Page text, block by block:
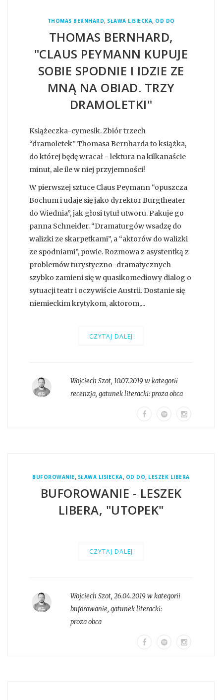
THOMAS BERNHARD, SŁAWA LISIECKA, OD DO
THOMAS BERNHARD,
"CLAUS PEYMANN KUPUJE
SOBIE SPODNIE I IDZIE ZE
MNĄ NA OBIAD. TRZY
DRAMOLETKI"
Książeczka-cymesik. Zbiór trzech
“dramoletek” Thomasa Bernharda to książka,
do której będę wracał - lektura na kilkanaście
minut, ale ile w niej przyjemności!
W pierwszej sztuce Claus Peymann “opuszcza
Bochum i udaje się jako dyrektor Burgtheater
do Wiednia”, jak głosi tytuł utworu. Pakuje go
panna Schneider. “Dramaturgów wsadzę do
walizki ze skarpetkami”, a “aktorów do walizki
ze spodniami”, powie. Rozmowa z asystentką z
problemów turystyczno-dramatycznych
szybko zamieni się w quasikomediowy dialog o
sytuacji teatr i oczywiście Austrii. Dostanie się
niemieckim krytykom, aktorom,...
CZYTAJ DALEJ
Wojciech Szot, 10.07.2019 w kategorii
recenzja, gatunek literacki:proza obca
BUFOROWANIE, SŁAWA LISIECKA, OD DO, LESZEK LIBERA
BUFOROWANIE - LESZEK
LIBERA, "UTOPEK"
CZYTAJ DALEJ
Wojciech Szot, 26.04.2019 w kategorii
buforowanie, gatunek literacki:
proza obca